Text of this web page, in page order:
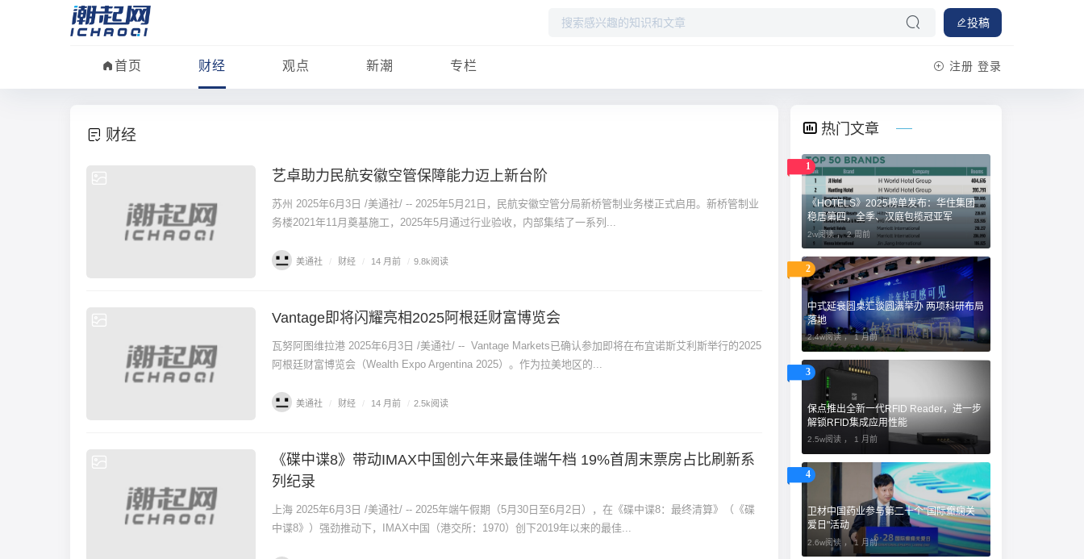
投稿
首页 财经 观点 新潮 专栏 注册 登录
财经
财经
艺卓助力民航安徽空管保障能力迈上新台阶
苏州 2025年6月3日 /美通社/ -- 2025年5月21日，民航安徽空管分局新桥管制业务楼正式启用。新桥管制业
务楼2021年11月奠基施工，2025年5月通过行业验收，内部集结了一系列...
美通社 / 财经 / 14 月前 / 9.8k阅读
财经
Vantage即将闪耀亮相2025阿根廷财富博览会
瓦努阿图维拉港 2025年6月3日 /美通社/ -- Vantage Markets已确认参加即将在布宜诺斯艾利斯举行的2025
阿根廷财富博览会（Wealth Expo Argentina 2025）。作为拉美地区的...
美通社 / 财经 / 14 月前 / 2.5k阅读
《碟中谍8》带动IMAX中国创六年来最佳端午档 19%首周末票房占比刷新系
列纪录
上海 2025年6月3日 /美通社/ -- 2025年端午假期（5月30日至6月2日），在《碟中谍8：最终清算》（《碟
中谍8》）强劲推动下，IMAX中国（港交所：1970）创下2019年以来的最佳...
热门文章
1
《HOTELS》2025榜单发布：华住集团
稳居第四，全季、汉庭包揽冠亚军
2w阅读 ，2 周前
2
中式延衰圆桌汇谈圆满举办 两项科研布局
落地
2.4w阅读 ，1 月前
3
保点推出全新一代RFID Reader，进一步
解锁RFID集成应用性能
2.5w阅读 ， 1 月前
4
卫材中国药业参与第二十个"国际癫痫关
爱日"活动
2.6w阅读 ，1 月前